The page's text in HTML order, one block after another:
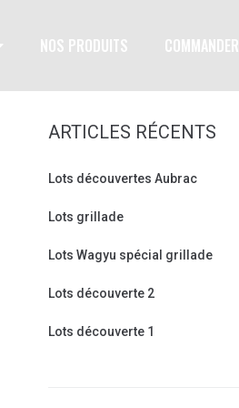
NOS PRODUITS COMMANDER
ARTICLES RÉCENTS
Lots découvertes Aubrac
Lots grillade
Lots Wagyu spécial grillade
Lots découverte 2
Lots découverte 1